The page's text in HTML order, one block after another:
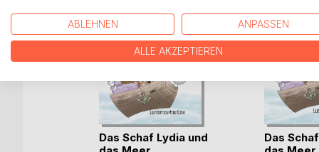
Das Schaf Lydia und
Das
ABLEHNEN ANPASSEN
ALLE AKZEPTIEREN